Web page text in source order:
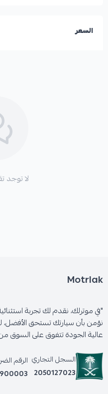
أو استجابة بطيئة.السعر
لا توجد
Motrlak
"في موترلك، نقدم لك تجربة
نؤمن بأن سيارتك تستحق
عالية الجودة تتفوق على السوق من
السجل التجاري
2050127023
الرقم